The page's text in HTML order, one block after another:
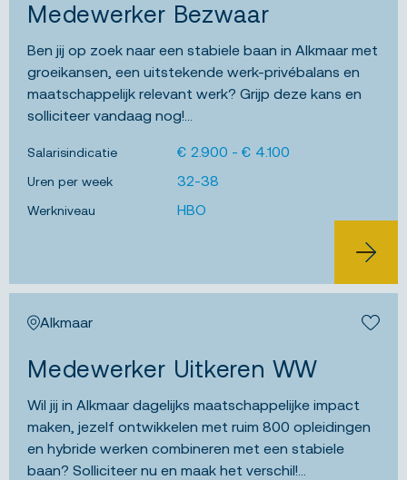
Medewerker Bezwaar
Ben jij op zoek naar een stabiele baan in Alkmaar met
groeikansen, een uitstekende werk-privébalans en
maatschappelijk relevant werk? Grijp deze kans en
solliciteer vandaag nog!...
Salarisindicatie € 2.900 - € 4.100
Uren per week 32-38
Werkniveau HBO
BEKIJK
Alkmaar
Medewerker Uitkeren WW
Wil jij in Alkmaar dagelijks maatschappelijke impact
maken, jezelf ontwikkelen met ruim 800 opleidingen
en hybride werken combineren met een stabiele
baan? Solliciteer nu en maak het verschil!...